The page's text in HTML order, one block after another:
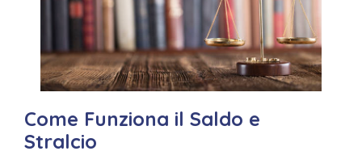
Come Funziona il Saldo e
Stralcio